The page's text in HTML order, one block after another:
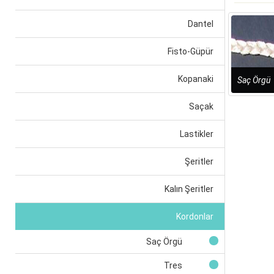
Dantel
Fisto-Güpür
Kopanaki
Saçak
Lastikler
Şeritler
Kalın Şeritler
Kordonlar
Saç Örgü
Tres
Saç Örgü